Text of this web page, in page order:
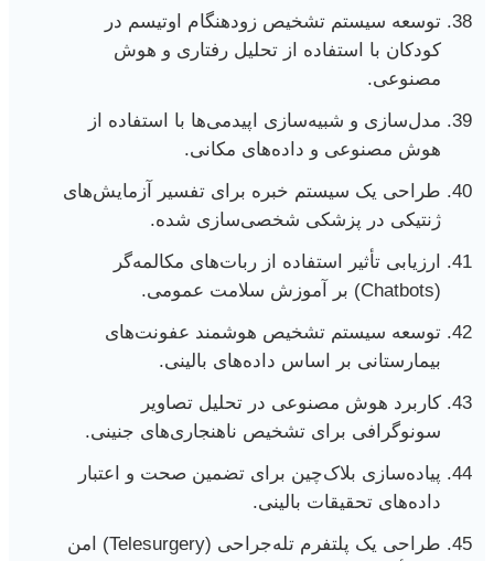
توسعه سیستم تشخیص زودهنگام اوتیسم در
کودکان با استفاده از تحلیل رفتاری و هوش
مصنوعی.
مدل‌سازی و شبیه‌سازی اپیدمی‌ها با استفاده از
هوش مصنوعی و داده‌های مکانی.
طراحی یک سیستم خبره برای تفسیر آزمایش‌های
ژنتیکی در پزشکی شخصی‌سازی شده.
ارزیابی تأثیر استفاده از ربات‌های مکالمه‌گر
(Chatbots) بر آموزش سلامت عمومی.
توسعه سیستم تشخیص هوشمند عفونت‌های
بیمارستانی بر اساس داده‌های بالینی.
کاربرد هوش مصنوعی در تحلیل تصاویر
سونوگرافی برای تشخیص ناهنجاری‌های جنینی.
پیاده‌سازی بلاک‌چین برای تضمین صحت و اعتبار
داده‌های تحقیقات بالینی.
طراحی یک پلتفرم تله‌جراحی (Telesurgery) امن